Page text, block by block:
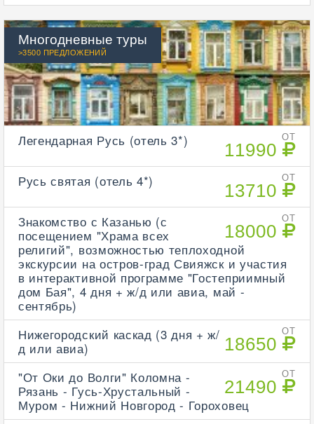
Многодневные туры
>3500 ПРЕДЛОЖЕНИЙ
ОТ
11990
Легендарная Русь (отель 3*)
ОТ
13710
Русь святая (отель 4*)
ОТ
18000
Знакомство с Казанью (с
посещением "Храма всех
религий", возможностью теплоходной
экскурсии на остров-град Свияжск и участия
в интерактивной программе "Гостеприимный
дом Бая", 4 дня + ж/д или авиа, май -
сентябрь)
ОТ
18650
Нижегородский каскад (3 дня + ж/
д или авиа)
ОТ
21490
"От Оки до Волги" Коломна -
Рязань - Гусь-Хрустальный -
Муром - Нижний Новгород - Гороховец